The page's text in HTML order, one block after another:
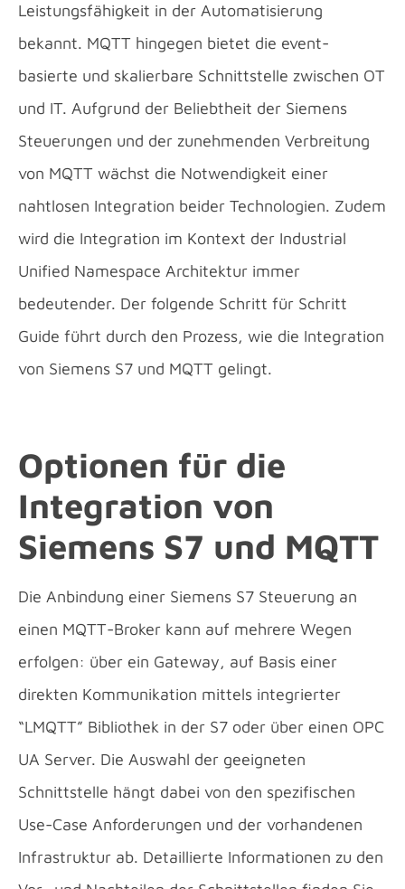
Leistungsfähigkeit in der Automatisierung
bekannt. MQTT hingegen bietet die event-
basierte und skalierbare Schnittstelle zwischen OT
und IT. Aufgrund der Beliebtheit der Siemens
Steuerungen und der zunehmenden Verbreitung
von MQTT wächst die Notwendigkeit einer
nahtlosen Integration beider Technologien. Zudem
wird die Integration im Kontext der Industrial
Unified Namespace Architektur immer
bedeutender. Der folgende Schritt für Schritt
Guide führt durch den Prozess, wie die Integration
von Siemens S7 und MQTT gelingt.
Optionen für die
Integration von
Siemens S7 und MQTT
Die Anbindung einer Siemens S7 Steuerung an
einen MQTT-Broker kann auf mehrere Wegen
erfolgen: über ein Gateway, auf Basis einer
direkten Kommunikation mittels integrierter
“LMQTT” Bibliothek in der S7 oder über einen OPC
UA Server. Die Auswahl der geeigneten
Schnittstelle hängt dabei von den spezifischen
Use-Case Anforderungen und der vorhandenen
Infrastruktur ab. Detaillierte Informationen zu den